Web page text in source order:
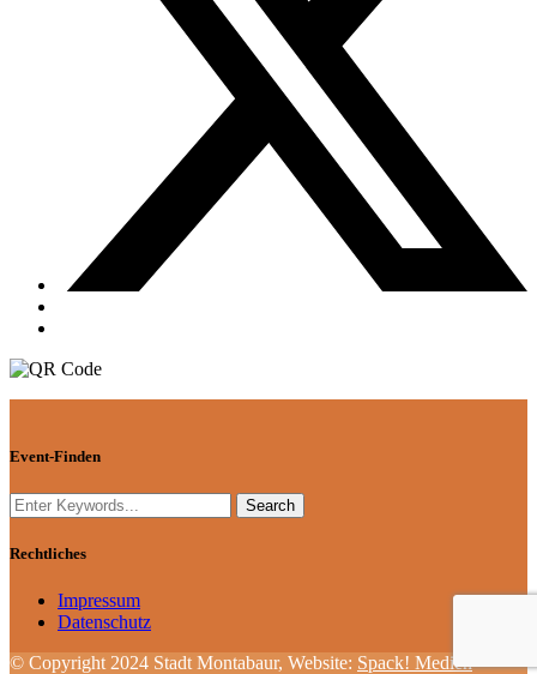
Event-Finden
Rechtliches
Impressum
Datenschutz
© Copyright 2024 Stadt Montabaur, Website: Spack! Medien